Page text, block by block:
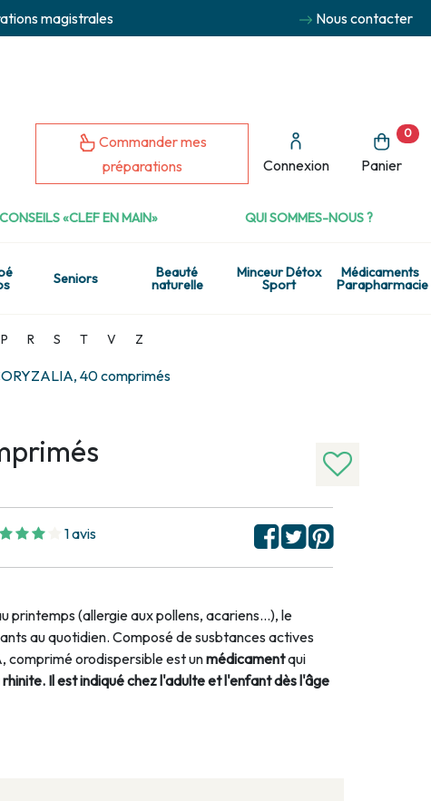
magistrales Nous contacter
Commander mes
préparations
Connexion Panier
0
«CLEF EN MAIN» QUI SOMMES-NOUS ?
Seniors Beauté
naturelle
Minceur Détox
Sport
Médicaments
Parapharmacie
P R S T V Z
40 comprimés
1 avis
printemps (allergie aux pollens, acariens...), le
au quotidien. Composé de susbtances actives
comprimé orodispersible est unmédicamentqui
Il est indiqué chez l'adulte et l'enfant dès l'âge